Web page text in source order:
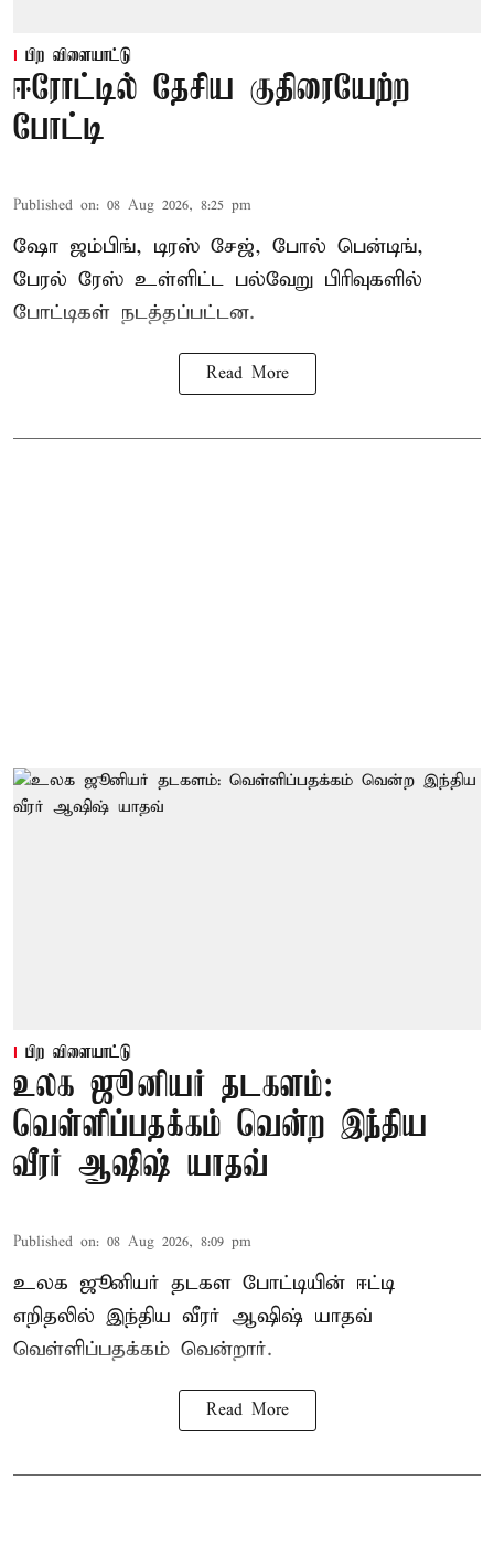
பிற விளையாட்டு
ஈரோட்டில் தேசிய குதிரையேற்ற
போட்டி
Published on: 08 Aug 2026, 8:25 pm
ஷோ ஜம்பிங், டிரஸ் சேஜ், போல் பென்டிங்,
பேரல் ரேஸ் உள்ளிட்ட பல்வேறு பிரிவுகளில்
போட்டிகள் நடத்தப்பட்டன.
Read More
பிற விளையாட்டு
உலக ஜூனியர் தடகளம்:
வெள்ளிப்பதக்கம் வென்ற இந்திய
வீரர் ஆஷிஷ் யாதவ்
Published on: 08 Aug 2026, 8:09 pm
உலக ஜூனியர் தடகள போட்டியின் ஈட்டி
எறிதலில் இந்திய வீரர் ஆஷிஷ் யாதவ்
வெள்ளிப்பதக்கம் வென்றார்.
Read More